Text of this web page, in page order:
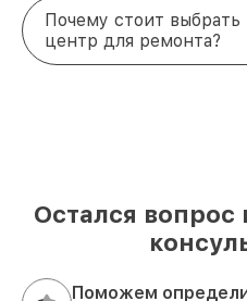
Почему стоит
центр для ремонта?
Остался
Поможем